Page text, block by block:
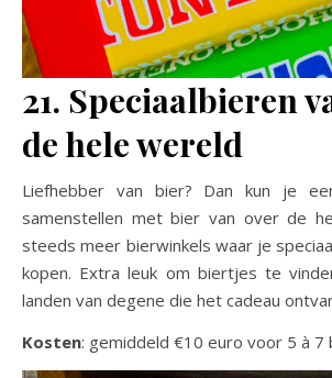
21. Speciaalbieren
de hele wereld
Liefhebber van bier? Dan kun je
samenstellen met bier van over de
steeds meer bierwinkels waar je
kopen. Extra leuk om biertjes te
landen van degene die het cadeau
Kosten: gemiddeld €10 euro voor 5 à 7